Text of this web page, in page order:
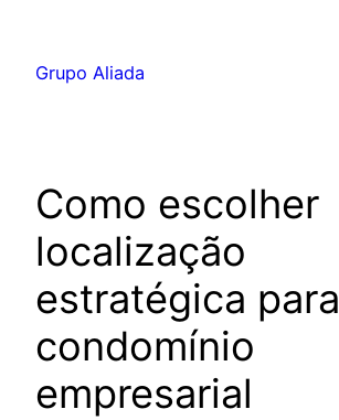
Grupo Aliada
Como escolher
localização
estratégica para
condomínio
empresarial